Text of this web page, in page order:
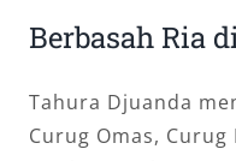
Berbasah Ria
Tahura Djuanda
Curug Omas,